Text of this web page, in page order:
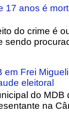
17 anos é
do crime é
sendo
em Frei
eleitoral
do
na